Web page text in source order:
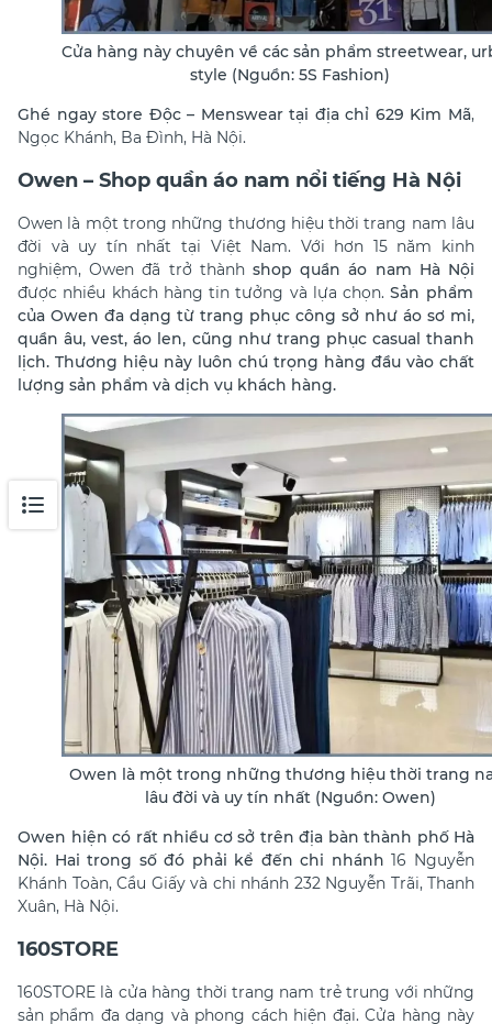
Cửa hàng này chuyên về các sản phẩm streetwear,
style (Nguồn: 5S Fashion)
Ghé ngay store Độc – Menswear tại địa chỉ 629 Kim Mã,
Ngọc Khánh, Ba Đình, Hà Nội.
Owen – Shop quần áo nam nổi tiếng Hà Nội
Owen là một trong những thương hiệu thời trang nam lâu
đời và uy tín nhất tại Việt Nam. Với hơn 15 năm kinh
nghiệm, Owen đã trở thành shop quần áo nam Hà Nội
được nhiều khách hàng tin tưởng và lựa chọn.Sản phẩm
của Owen đa dạng từ trang phục công sở như áo sơ mi,
quần âu, vest, áo len, cũng như trang phục casual thanh
lịch. Thương hiệu này luôn chú trọng hàng đầu vào chất
lượng sản phẩm và dịch vụ khách hàng.
Owen là một trong những thương hiệu thời trang
lâu đời và uy tín nhất (Nguồn: Owen)
Owen hiện có rất nhiều cơ sở trên địa bàn thành phố Hà
Nội. Hai trong số đó phải kể đến chi nhánh16 Nguyễn
Khánh Toàn, Cầu Giấy và chi nhánh 232 Nguyễn Trãi, Thanh
Xuân, Hà Nội.
160STORE
160STORE là cửa hàng thời trang nam trẻ trung với những
sản phẩm đa dạng và phong cách hiện đại. Cửa hàng này